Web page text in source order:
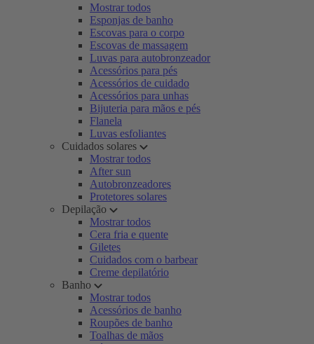
Mostrar todos
Esponjas de banho
Escovas para o corpo
Escovas de massagem
Luvas para autobronzeador
Acessórios para pés
Acessórios de cuidado
Acessórios para unhas
Bijuteria para mãos e pés
Flanela
Luvas esfoliantes
Cuidados solares
Mostrar todos
After sun
Autobronzeadores
Protetores solares
Depilação
Mostrar todos
Cera fria e quente
Giletes
Cuidados com o barbear
Creme depilatório
Banho
Mostrar todos
Acessórios de banho
Roupões de banho
Toalhas de mãos